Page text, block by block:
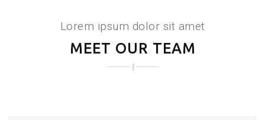
Lorem ipsum dolor sit amet
MEET OUR TEAM